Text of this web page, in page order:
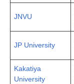
JNVU
JP University
Kakatiya
University